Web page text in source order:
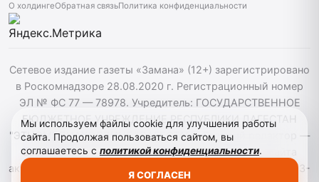
О холдингеОбратная связьПолитика конфиденциальности
Сетевое издание газеты «Замана» (12+) зарегистрировано
в Роскомнадзоре 28.08.2020 г. Регистрационный номер
ЭЛ № ФС 77 — 78978. Учредитель: ГОСУДАРСТВЕННОЕ
БЮДЖЕТНОЕ УЧРЕЖДЕНИЕ РЕСПУБЛИКИ ДАГЕСТАН
"ЭТНОМЕДИАХОЛДИНГ "ДАГЕСТАН". Главный редактор —
Багомедов Р.Р. При использовании материалов сайта
активная гиперссылка на zamana.info обязательна. ©️ 2013-
Мы используем файлы cookie для улучшения работы
сайта. Продолжая пользоваться сайтом, вы
соглашаетесь с политикой конфиденциальности.
Я СОГЛАСЕН